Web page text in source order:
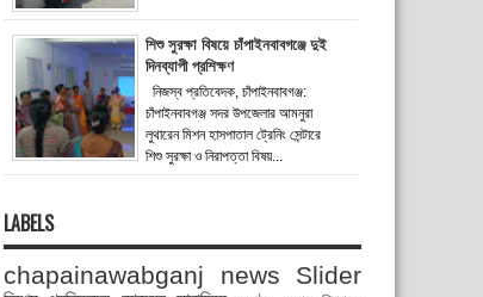
শিশু সুরক্ষা বিষয়ে চাঁপাইনবাবগঞ্জে দুই
দিনব্যাপী প্রশিক্ষণ
নিজস্ব প্রতিবেদক, চাঁপাইনবাবগঞ্জ:
চাঁপাইনবাবগঞ্জ সদর উপজেলার আমনুরা
লুথারেন মিশন হাসপাতাল ট্রেনিং সেন্টারে
শিশু সুরক্ষা ও নিরাপত্তা বিষয়...
LABELS
chapainawabganj news Slider